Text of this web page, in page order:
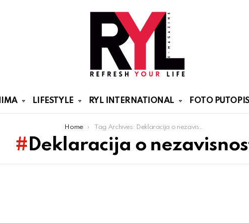
LIFESTYLE RYL INTERNATIONAL FOTO PUTOPISI
Home Tag Archives: Deklaracija o nezavisnosti
Deklaracija o